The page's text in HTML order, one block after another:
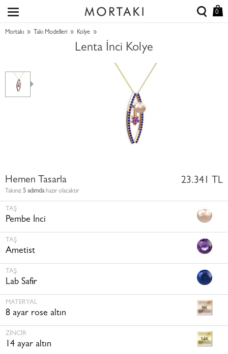
0
Mortakı » Takı Modelleri » Kolye »
Lenta İnci Kolye
Hemen Tasarla
Takınız 5 adımdahazır olacaktır
23.341 TL
TAŞ
Pembe İnci
TAŞ
Ametist
TAŞ
Lab Safir
MATERYAL
8 ayar rose altın
ZINCIR
14 ayar altın